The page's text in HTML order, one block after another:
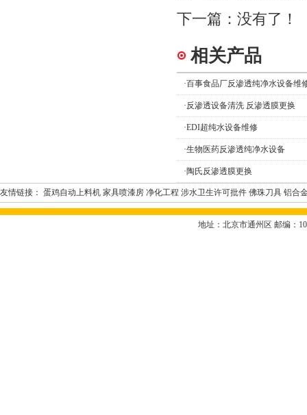
下一篇：没有了！
相关产品
·百事食品厂反渗透纯净水设备维
·反渗透设备清洗 反渗透膜更换
·EDI超纯水设备维修
·生物医药反渗透纯净水设备
·陶氏反渗透膜更换
友情链接： 蛋鸡自动上料机 家具喷漆房 净化工程 涉水卫生许可批件 佛珠刀具 铝合
地址：北京市通州区 邮编：